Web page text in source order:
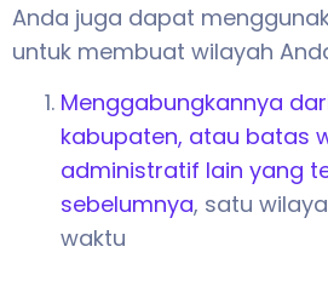
Anda juga dapat
untuk membuat wilayah
Menggabungkannya
kabupaten, atau batas
administratif lain yang
sebelumnya, satu
waktu